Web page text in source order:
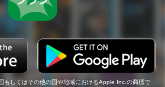
もしくはその他の国や地域におけるApple Inc.の商標で